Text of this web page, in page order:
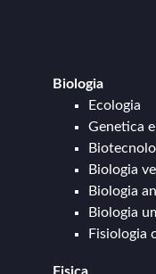
Biologia
Ecologia
Genetica
Biologia
Biologia
Biologia
Fisiologia